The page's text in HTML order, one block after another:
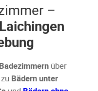
–
Laichingen
über
Bädern unter